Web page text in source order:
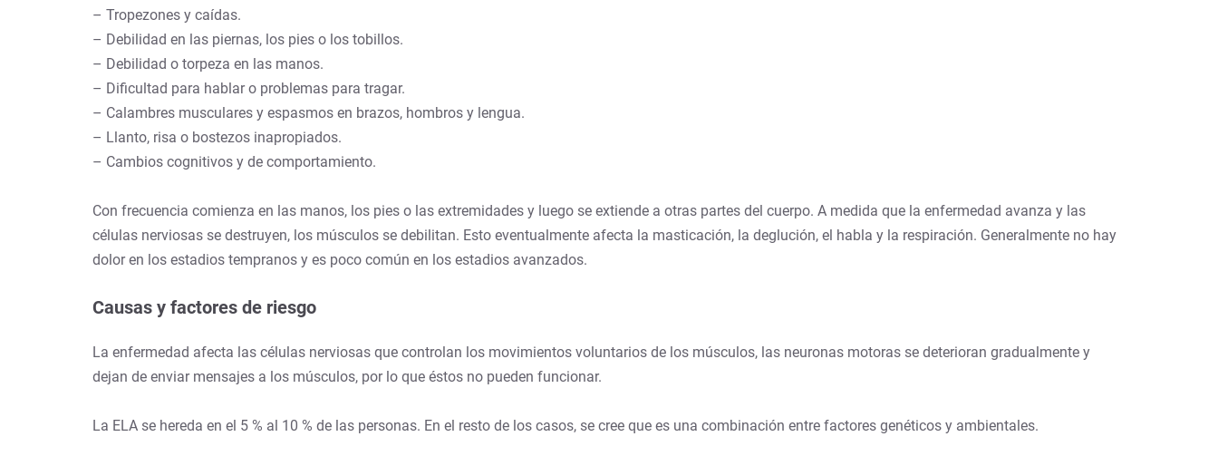
– Tropezones y caídas.
– Debilidad en las piernas, los pies o los tobillos.
– Debilidad o torpeza en las manos.
– Dificultad para hablar o problemas para tragar.
– Calambres musculares y espasmos en brazos, hombros y lengua.
– Llanto, risa o bostezos inapropiados.
– Cambios cognitivos y de comportamiento.
Con frecuencia comienza en las manos, los pies o las extremidades y luego se extiende a otras partes del cuerpo. A medida que la enfermedad avanza y las
células nerviosas se destruyen, los músculos se debilitan. Esto eventualmente afecta la masticación, la deglución, el habla y la respiración. Generalmente no hay
dolor en los estadios tempranos y es poco común en los estadios avanzados.
Causas y factores de riesgo
La enfermedad afecta las células nerviosas que controlan los movimientos voluntarios de los músculos, las neuronas motoras se deterioran gradualmente y
dejan de enviar mensajes a los músculos, por lo que éstos no pueden funcionar.
La ELA se hereda en el 5 % al 10 % de las personas. En el resto de los casos, se cree que es una combinación entre factores genéticos y ambientales.